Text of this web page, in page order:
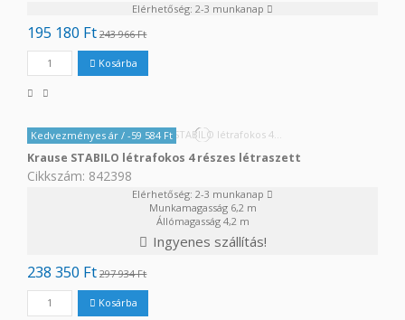
Elérhetőség: 2-3 munkanap
195 180 Ft 243 966 Ft
Kosárba
Kedvezményes ár/ -59 584 Ft
Krause STABILO létrafokos 4 részes létraszett
Cikkszám: 842398
Elérhetőség: 2-3 munkanap
Munkamagasság 6,2 m
Állómagasság 4,2 m
Ingyenes szállítás!
238 350 Ft 297 934 Ft
Kosárba